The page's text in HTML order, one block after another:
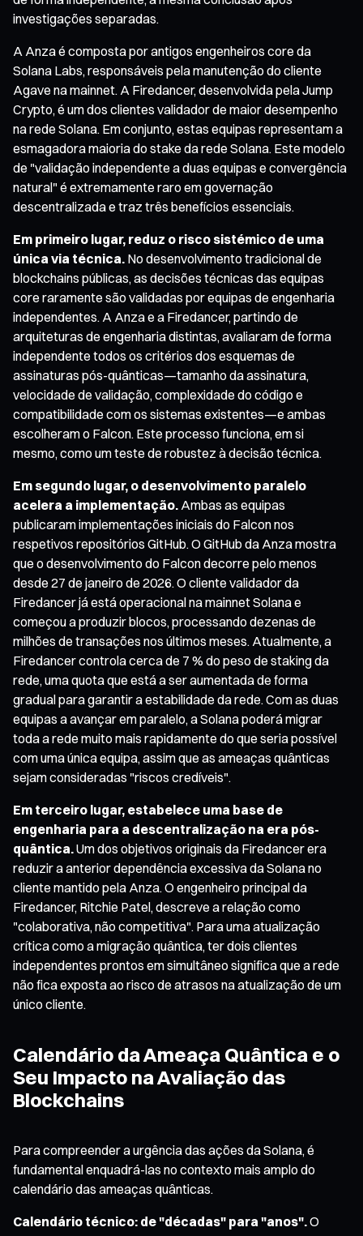
investigações separadas.
A Anza é composta por antigos engenheiros core da
Solana Labs, responsáveis pela manutenção do cliente
Agave na mainnet. A Firedancer, desenvolvida pela Jump
Crypto, é um dos clientes validador de maior desempenho
na rede Solana. Em conjunto, estas equipas representam a
esmagadora maioria do stake da rede Solana. Este modelo
de "validação independente a duas equipas e convergência
natural" é extremamente raro em governação
descentralizada e traz três benefícios essenciais.
Em primeiro lugar, reduz o risco sistémico de uma
única via técnica. No desenvolvimento tradicional de
blockchains públicas, as decisões técnicas das equipas
core raramente são validadas por equipas de engenharia
independentes. A Anza e a Firedancer, partindo de
arquiteturas de engenharia distintas, avaliaram de forma
independente todos os critérios dos esquemas de
assinaturas pós-quânticas—tamanho da assinatura,
velocidade de validação, complexidade do código e
compatibilidade com os sistemas existentes—e ambas
escolheram o Falcon. Este processo funciona, em si
mesmo, como um teste de robustez à decisão técnica.
Em segundo lugar, o desenvolvimento paralelo
acelera a implementação. Ambas as equipas
publicaram implementações iniciais do Falcon nos
respetivos repositórios GitHub. O GitHub da Anza mostra
que o desenvolvimento do Falcon decorre pelo menos
desde 27 de janeiro de 2026. O cliente validador da
Firedancer já está operacional na mainnet Solana e
começou a produzir blocos, processando dezenas de
milhões de transações nos últimos meses. Atualmente, a
Firedancer controla cerca de 7 % do peso de staking da
rede, uma quota que está a ser aumentada de forma
gradual para garantir a estabilidade da rede. Com as duas
equipas a avançar em paralelo, a Solana poderá migrar
toda a rede muito mais rapidamente do que seria possível
com uma única equipa, assim que as ameaças quânticas
sejam consideradas "riscos credíveis".
Em terceiro lugar, estabelece uma base de
engenharia para a descentralização na era pós-
quântica.Um dos objetivos originais da Firedancer era
reduzir a anterior dependência excessiva da Solana no
cliente mantido pela Anza. O engenheiro principal da
Firedancer, Ritchie Patel, descreve a relação como
"colaborativa, não competitiva". Para uma atualização
crítica como a migração quântica, ter dois clientes
independentes prontos em simultâneo significa que a rede
não fica exposta ao risco de atrasos na atualização de um
único cliente.
Calendário da Ameaça Quântica e o
Seu Impacto na Avaliação das
Blockchains
Para compreender a urgência das ações da Solana, é
fundamental enquadrá-las no contexto mais amplo do
calendário das ameaças quânticas.
Calendário técnico: de "décadas" para "anos".O